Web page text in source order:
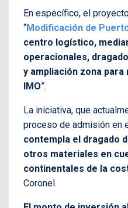
En específico, el
“Modificación de
centro logístico,
operacionales,
y ampliación zona
IMO”.
La iniciativa, que
proceso de admisión en
contempla el dragado
otros materiales en
continentales de la
Coronel.